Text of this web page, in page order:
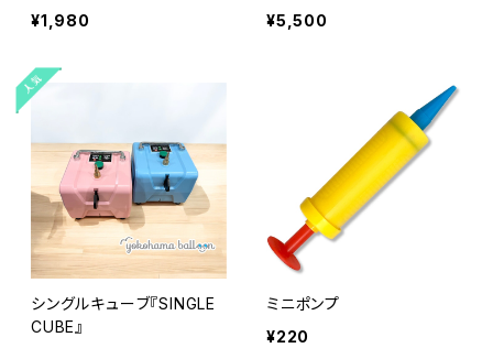
ブ『SINGLE CUBE』用エア
ノズル・バルーンカッターセ
¥1,980
¥5,500
シングルキューブ『SINGLE
CUBE』
ミニポンプ
¥220